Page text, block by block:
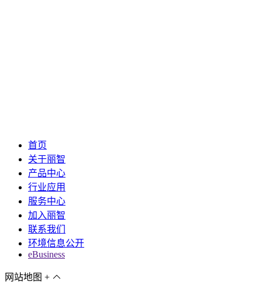
首页
关于丽智
产品中心
行业应用
服务中心
加入丽智
联系我们
环境信息公开
eBusiness
网站地图 +